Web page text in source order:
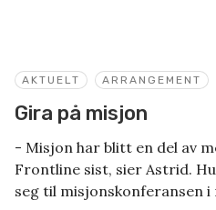
AKTUELT ARRANGEMENT
Gira på misjon
- Misjon har blitt en del av
Frontline sist, sier Astrid.
seg til misjonskonferansen i